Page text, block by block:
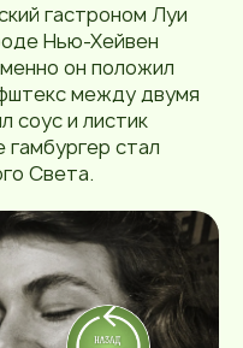
гастроном Луи
Нью-Хейвен
он положил
между двумя
соус и листик
стал
Света.